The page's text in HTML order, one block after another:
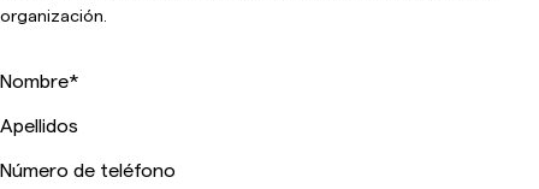
organización.
Nombre*
Apellidos
Número de teléfono